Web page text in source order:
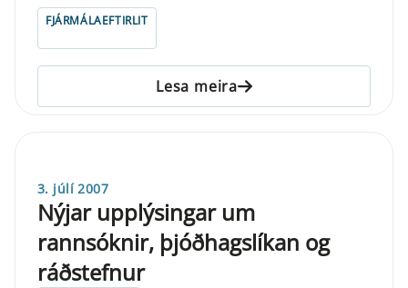
FJÁRMÁLAEFTIRLIT
Lesa meira
3. júlí 2007
Nýjar upplýsingar um
rannsóknir, þjóðhagslíkan og
ráðstefnur